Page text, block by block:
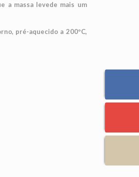
a massa levede mais um
pré-aquecido a 200ºC,